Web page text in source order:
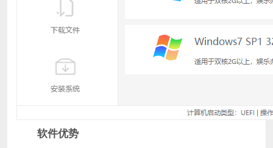
软件优势